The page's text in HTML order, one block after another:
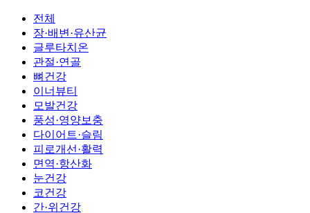
전체
장·배변·유산균
글루타치온
관절·연골
뼈건강
이너뷰티
모발건강
풍성·영양보충
다이어트·슬림
피로개선·활력
면역·항산화
눈건강
코건강
간·위건강